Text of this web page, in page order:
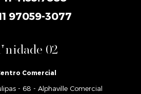
97059-3077
02
Comercial
- 68 - Alphaville Comercial